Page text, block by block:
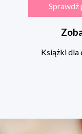
Sprawdź
Książki dla